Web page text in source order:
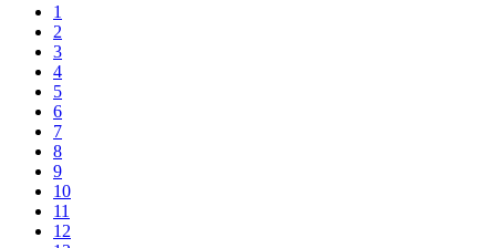
1
2
3
4
5
6
7
8
9
10
11
12